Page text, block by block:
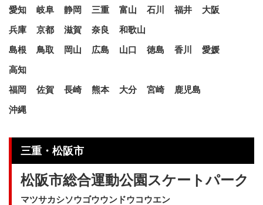
愛知
岐阜 静岡 三重 富山 石川 福井
大阪
兵庫
京都 滋賀 奈良
和歌山
島根
鳥取 岡山 広島 山口 徳島 香川
愛媛
高知
福岡
佐賀 長崎 熊本 大分 宮崎
鹿児島
沖縄
三重・松阪市
松阪市総合運動公園スケートパーク
マツサカシソウゴウウンドウコウエン